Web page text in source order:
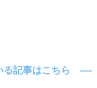
記事はこちら